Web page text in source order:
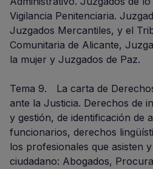
Vigilancia Penitenciaria.
Juzgados Mercantiles, y el
Comunitaria de Alicante,
la mujer y Juzgados de Paz.
Tema 9. La carta de
ante la Justicia. Derechos de
y gestión, de identificación de
funcionarios, derechos
los profesionales que asisten
ciudadano: Abogados,